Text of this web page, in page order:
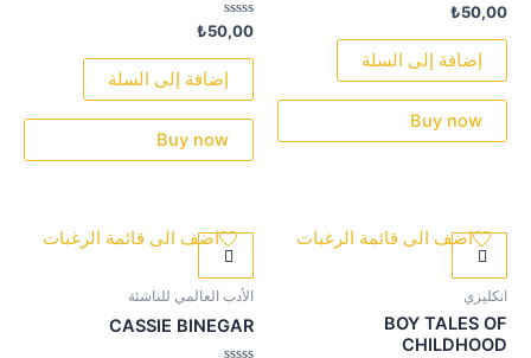
تم
التقييم
0
₺50,00
إضافة إلى السلة
Buy now
تم
التقييم
0
₺50,00
إضافة إلى السلة
Buy now
اضف الى قائمة الرغبات
انكليزي
BOY TALES OF
CHILDHOOD
اضف الى قائمة الرغبات
الأدب العالمي للناشئة
CASSIE BINEGAR